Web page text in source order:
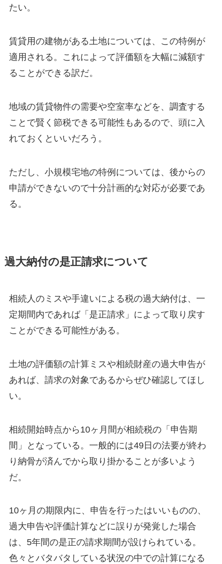
たい。
賃貸用の建物がある土地については、この特例が
適用される。これによって評価額を大幅に減額す
ることができる訳だ。
地域の賃貸物件の需要や空室率などを、調査する
ことで賢く節税できる可能性もあるので、頭に入
れておくといいだろう。
ただし、小規模宅地の特例については、後からの
申請ができないので十分計画的な対応が必要であ
る。
過大納付の是正請求について
相続人のミスや手違いによる税の過大納付は、一
定期間内であれば「是正請求」によって取り戻す
ことができる可能性がある。
土地の評価額の計算ミスや相続財産の過大申告が
あれば、請求の対象であるからぜひ確認してほし
い。
相続開始時点から10ヶ月間が相続税の「申告期
間」となっている。一般的には49日の法要が終わ
り納骨が済んでから取り掛かることが多いよう
だ。
10ヶ月の期限内に、申告を行ったはいいものの、
過大申告や評価計算などに誤りが発覚した場合
は、5年間の是正の請求期間が設けられている。
色々とバタバタしている状況の中での計算になる